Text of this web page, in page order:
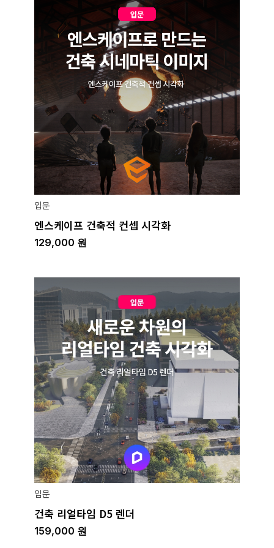
입문
엔스케이프 건축적 컨셉 시각화
129,000 원
입문
건축 리얼타임 D5 렌더
159,000 원